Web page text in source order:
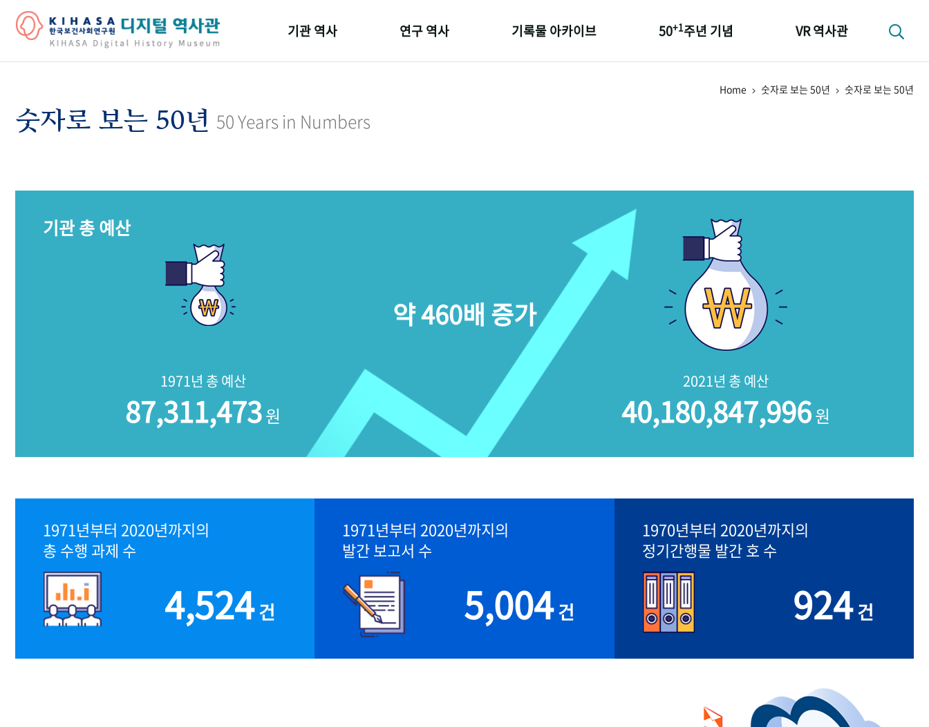
기관 역사 연구 역사 기록물 아카이브 50+1주년 기념 VR 역사관
Home 숫자로 보는 50년 숫자로 보는 50년
숫자로 보는 50년 50 Years in Numbers
기관 총 예산
1971년 총 예산
87,311,473원
2021년 총 예산
40,180,847,996원
약 460배 증가
1971년부터 2020년까지의
총 수행 과제 수
4,524건
1971년부터 2020년까지의
발간 보고서 수
5,004건
1970년부터 2020년까지의
정기간행물 발간 호 수
924건